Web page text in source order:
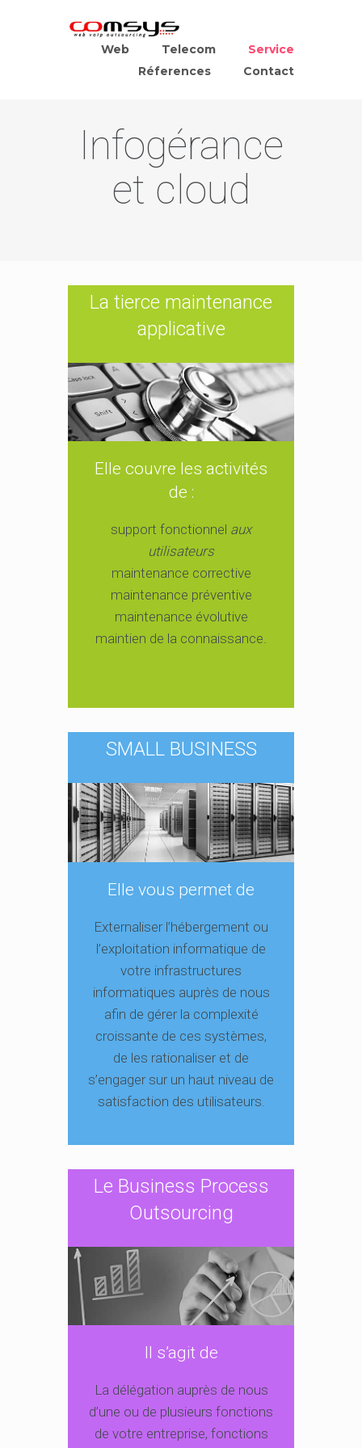
Web Telecom
Service
Réferences
Contact
Infogérance
et cloud
La tierce maintenance
applicative
Elle couvre les activités
de :
support fonctionnel aux
utilisateurs
maintenance corrective
maintenance préventive
maintenance évolutive
maintien de la connaissance.
SMALL BUSINESS
Elle vous permet de
Externaliser l’hébergement ou
l’exploitation informatique de
votre infrastructures
informatiques auprès de nous
afin de gérer la complexité
croissante de ces systèmes,
de les rationaliser et de
s’engager sur un haut niveau de
satisfaction des utilisateurs.
Le Business Process
Outsourcing
Il s’agit de
La délégation auprès de nous
d’une ou de plusieurs fonctions
de votre entreprise, fonctions